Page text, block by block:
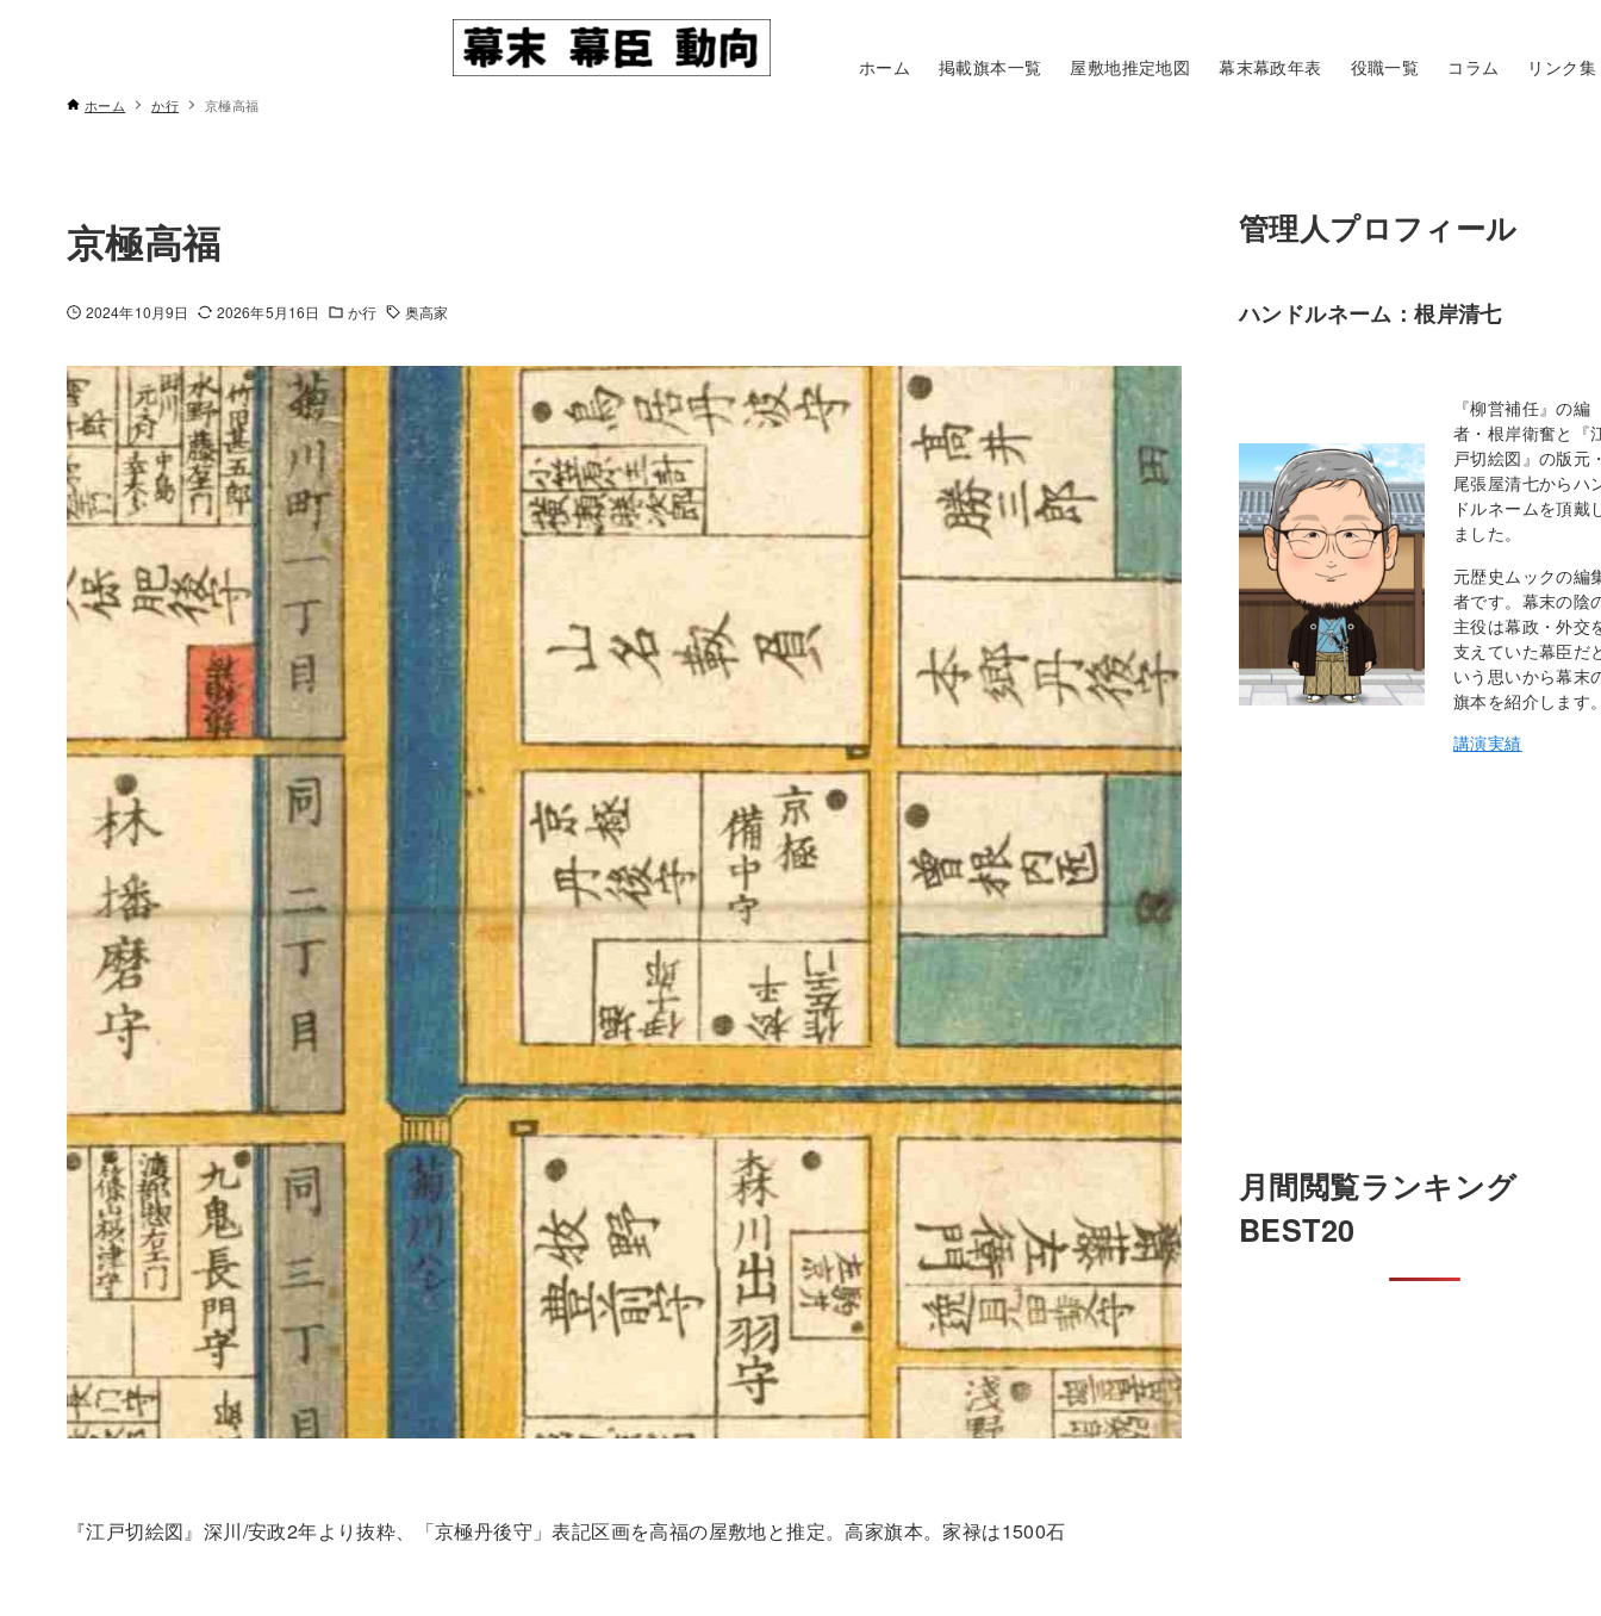
ホーム 掲載旗本一覧 屋敷地推定地図 幕末幕政年表 役職一覧 コラム リンク集
ホーム か行 京極高福
京極高福
2024年10月9日 2026年5月16日 か行 奥高家
『江戸切絵図』深川/安政2年より抜粋、「京極丹後守」表記区画を高福の屋敷地と推定。高家旗本。家禄は1500石
管理人プロフィール
ハンドルネーム：根岸清七
『柳営補任』の編
者・根岸衛奮と『
戸切絵図』の版元
尾張屋清七からハ
ドルネームを頂戴
ました。
元歴史ムックの編
者です。幕末の陰
主役は幕政・外交
支えていた幕臣だ
いう思いから幕末
旗本を紹介します
講演実績
月間閲覧ランキング
BEST20